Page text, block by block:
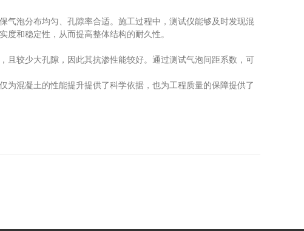
泡分布均匀、孔隙率合适。施工过程中，测试仪能够及时发现混
和稳定性，从而提高整体结构的耐久性。
较少大孔隙，因此其抗渗性能较好。通过测试气泡间距系数，可
混凝土的性能提升提供了科学依据，也为工程质量的保障提供了